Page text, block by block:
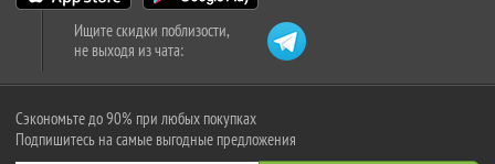
Ищите скидки поблизости,
не выходя из чата:
Сэкономьте до 90% при любых покупках
Подпишитесь на самые выгодные предложения